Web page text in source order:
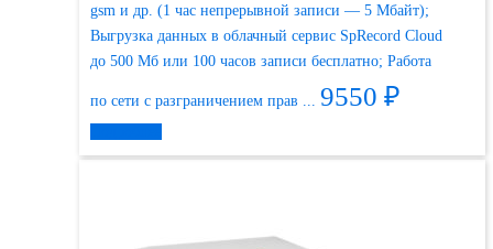
gsm и др. (1 час непрерывной записи — 5 Мбайт);
Выгрузка данных в облачный сервис SpRecord Cloud
до 500 Мб или 100 часов записи бесплатно; Работа
по сети с разграничением прав ... 9550 ₽